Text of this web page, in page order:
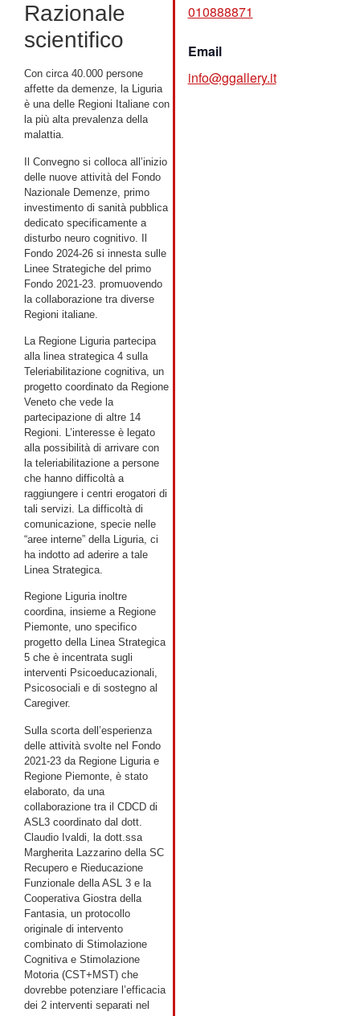
Razionale
scientifico
Con circa 40.000 persone
affette da demenze, la Liguria
è una delle Regioni Italiane con
la più alta prevalenza della
malattia.
Il Convegno si colloca all’inizio
delle nuove attività del Fondo
Nazionale Demenze, primo
investimento di sanità pubblica
dedicato specificamente a
disturbo neuro cognitivo. Il
Fondo 2024-26 si innesta sulle
Linee Strategiche del primo
Fondo 2021-23. promuovendo
la collaborazione tra diverse
Regioni italiane.
La Regione Liguria partecipa
alla linea strategica 4 sulla
Teleriabilitazione cognitiva, un
progetto coordinato da Regione
Veneto che vede la
partecipazione di altre 14
Regioni. L’interesse è legato
alla possibilità di arrivare con
la teleriabilitazione a persone
che hanno difficoltà a
raggiungere i centri erogatori di
tali servizi. La difficoltà di
comunicazione, specie nelle
“aree interne” della Liguria, ci
ha indotto ad aderire a tale
Linea Strategica.
Regione Liguria inoltre
coordina, insieme a Regione
Piemonte, uno specifico
progetto della Linea Strategica
5 che è incentrata sugli
interventi Psicoeducazionali,
Psicosociali e di sostegno al
Caregiver.
Sulla scorta dell’esperienza
delle attività svolte nel Fondo
2021-23 da Regione Liguria e
Regione Piemonte, è stato
elaborato, da una
collaborazione tra il CDCD di
ASL3 coordinato dal dott.
Claudio Ivaldi, la dott.ssa
Margherita Lazzarino della SC
Recupero e Rieducazione
Funzionale della ASL 3 e la
Cooperativa Giostra della
Fantasia, un protocollo
originale di intervento
combinato di Stimolazione
Cognitiva e Stimolazione
Motoria (CST+MST) che
dovrebbe potenziare l’efficacia
dei 2 interventi separati nel
010888871
Email
info@ggallery.it